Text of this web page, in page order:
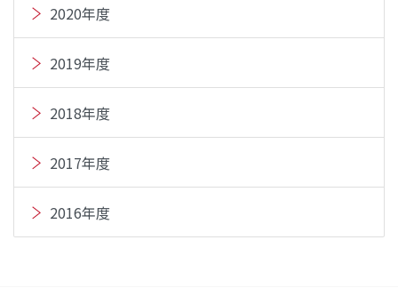
2020年度
2019年度
2018年度
2017年度
2016年度